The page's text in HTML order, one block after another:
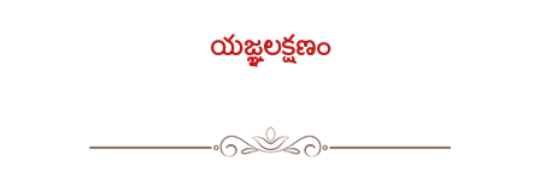
యజ్ఞలక్షణం